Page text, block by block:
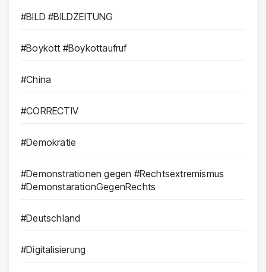
#BILD #BILDZEITUNG
#Boykott #Boykottaufruf
#China
#CORRECTIV
#Demokratie
#Demonstrationen gegen #Rechtsextremismus
#DemonstarationGegenRechts
#Deutschland
#Digitalisierung